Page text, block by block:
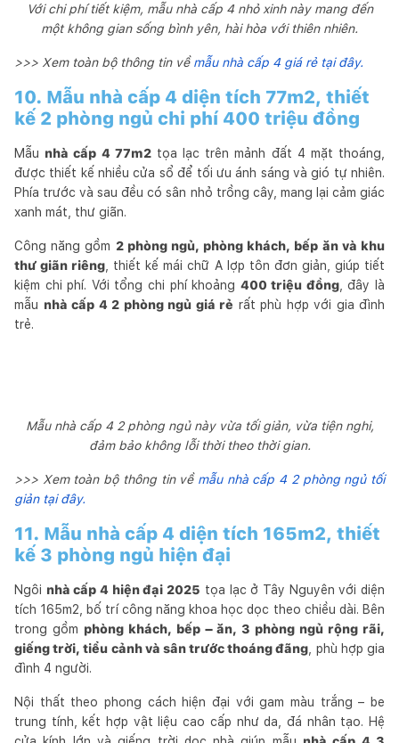
Với chi phí tiết kiệm, mẫu nhà cấp 4 nhỏ xinh này mang đến
một không gian sống bình yên, hài hòa với thiên nhiên.
>>> Xem toàn bộ thông tin vềmẫu nhà cấp 4 giá rẻ tại đây.
10. Mẫu nhà cấp 4 diện tích 77m2, thiết
kế 2 phòng ngủ chi phí 400 triệu đồng
Mẫu nhà cấp 4 77m2tọa lạc trên mảnh đất 4 mặt thoáng,
được thiết kế nhiều cửa sổ để tối ưu ánh sáng và gió tự nhiên.
Phía trước và sau đều có sân nhỏ trồng cây, mang lại cảm giác
xanh mát, thư giãn.
Công năng gồm 2 phòng ngủ, phòng khách, bếp ăn và khu
thư giãn riêng , thiết kế mái chữ A lợp tôn đơn giản, giúp tiết
kiệm chi phí. Với tổng chi phí khoảng 400 triệu đồng, đây là
mẫu nhà cấp 4 2 phòng ngủ giá rẻ rất phù hợp với gia đình
trẻ.
Mẫu nhà cấp 4 2 phòng ngủ này vừa tối giản, vừa tiện nghi,
đảm bảo không lỗi thời theo thời gian.
>>> Xem toàn bộ thông tin về mẫu nhà cấp 4 2 phòng ngủ tối
giản tại đây.
11. Mẫu nhà cấp 4 diện tích 165m2, thiết
kế 3 phòng ngủ hiện đại
Ngôi nhà cấp 4 hiện đại 2025 tọa lạc ở Tây Nguyên với diện
tích 165m2, bố trí công năng khoa học dọc theo chiều dài. Bên
trong gồm phòng khách, bếp – ăn, 3 phòng ngủ rộng rãi,
giếng trời, tiểu cảnh và sân trước thoáng đãng , phù hợp gia
đình 4 người.
Nội thất theo phong cách hiện đại với gam màu trắng – be
trung tính, kết hợp vật liệu cao cấp như da, đá nhân tạo. Hệ